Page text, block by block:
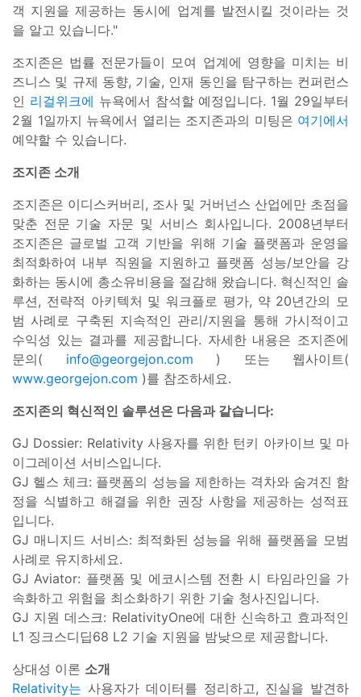
객 지원을 제공하는 동시에 업계를 발전시킬 것이라는 것
을 알고 있습니다."
조지존은 법률 전문가들이 모여 업계에 영향을 미치는 비
즈니스 및 규제 동향, 기술, 인재 동인을 탐구하는 컨퍼런스
인 리걸위크에 뉴욕에서 참석할 예정입니다. 1월 29일부터
2월 1일까지 뉴욕에서 열리는 조지존과의 미팅은 여기에서
예약할 수 있습니다.
조지존 소개
조지존은 이디스커버리, 조사 및 거버넌스 산업에만 초점을
맞춘 전문 기술 자문 및 서비스 회사입니다. 2008년부터
조지존은 글로벌 고객 기반을 위해 기술 플랫폼과 운영을
최적화하여 내부 직원을 지원하고 플랫폼 성능/보안을 강
화하는 동시에 총소유비용을 절감해 왔습니다. 혁신적인 솔
루션, 전략적 아키텍처 및 워크플로 평가, 약 20년간의 모
범 사례로 구축된 지속적인 관리/지원을 통해 가시적이고
수익성 있는 결과를 제공합니다. 자세한 내용은 조지존에
문의( info@georgejon.com ) 또는 웹사이트(
www.georgejon.com )를 참조하세요.
조지존의 혁신적인 솔루션은 다음과 같습니다:
GJ Dossier: Relativity 사용자를 위한 턴키 아카이브 및 마
이그레이션 서비스입니다.
GJ 헬스 체크: 플랫폼의 성능을 제한하는 격차와 숨겨진 함
정을 식별하고 해결을 위한 권장 사항을 제공하는 성적표
입니다.
GJ 매니지드 서비스: 최적화된 성능을 위해 플랫폼을 모범
사례로 유지하세요.
GJ Aviator: 플랫폼 및 에코시스템 전환 시 타임라인을 가
속화하고 위험을 최소화하기 위한 기술 청사진입니다.
GJ 지원 데스크: RelativityOne에 대한 신속하고 효과적인
L1 징크스디딥68 L2 기술 지원을 밤낮으로 제공합니다.
상대성 이론 소개
Relativity는 사용자가 데이터를 정리하고, 진실을 발견하